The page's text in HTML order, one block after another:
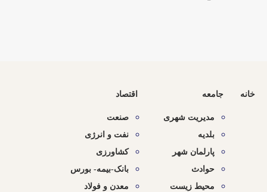
خانه جامعه
مدیریت شهری
بلدیه
پارلمان شهر
حوادث
محیط زیست
اقتصاد
صنعت
نفت و انرژی
کشاورزی
بانک-بیمه- بورس
معدن و فولاد